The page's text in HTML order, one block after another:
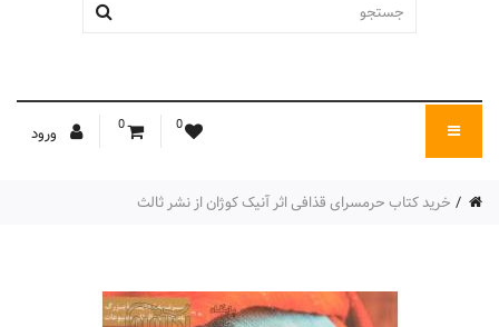
0
0 ورود
خرید کتاب حرمسرای قذافی اثر آنیک کوژان از نشر ثالث